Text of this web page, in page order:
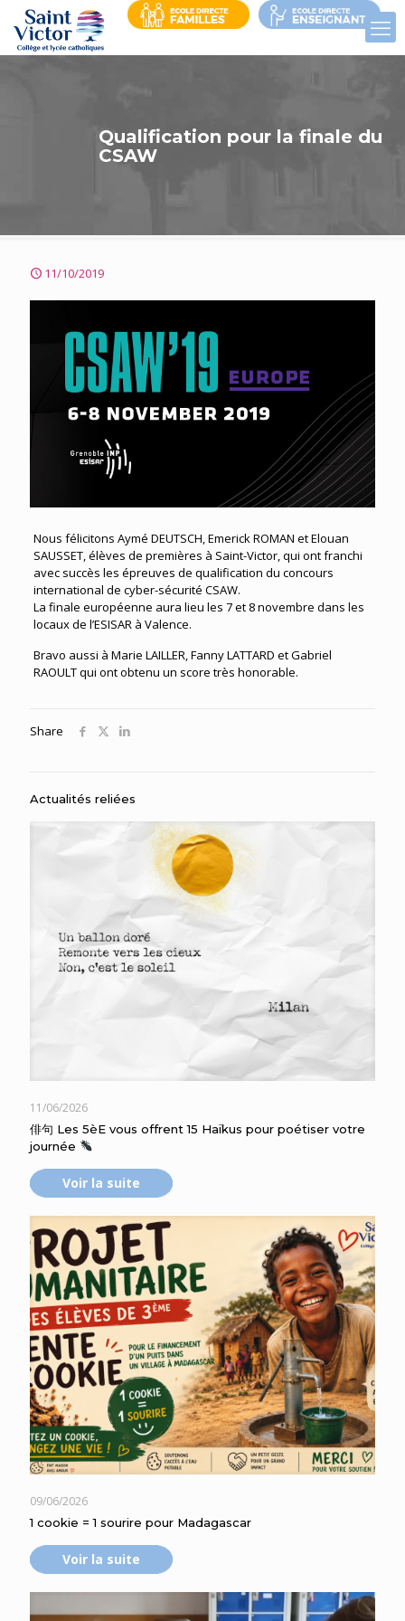
Qualification pour la finale du
CSAW
11/10/2019
Nous félicitons Aymé DEUTSCH, Emerick ROMAN et Elouan
SAUSSET, élèves de premières à Saint-Victor, qui ont franchi
avec succès les épreuves de qualification du concours
international de cyber-sécurité CSAW.
La finale européenne aura lieu les 7 et 8 novembre dans les
locaux de l’ESISAR à Valence.
Bravo aussi à Marie LAILLER, Fanny LATTARD et Gabriel
RAOULT qui ont obtenu un score très honorable.
Share
Actualités reliées
11/06/2026
俳句 Les 5èE vous offrent 15 Haïkus pour poétiser votre
journée
Voir la suite
09/06/2026
1 cookie = 1 sourire pour Madagascar
Voir la suite